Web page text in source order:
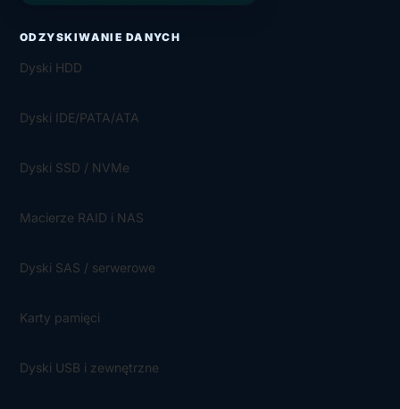
ODZYSKIWANIE DANYCH
Dyski HDD
Dyski IDE/PATA/ATA
Dyski SSD / NVMe
Macierze RAID i NAS
Dyski SAS / serwerowe
Karty pamięci
Dyski USB i zewnętrzne